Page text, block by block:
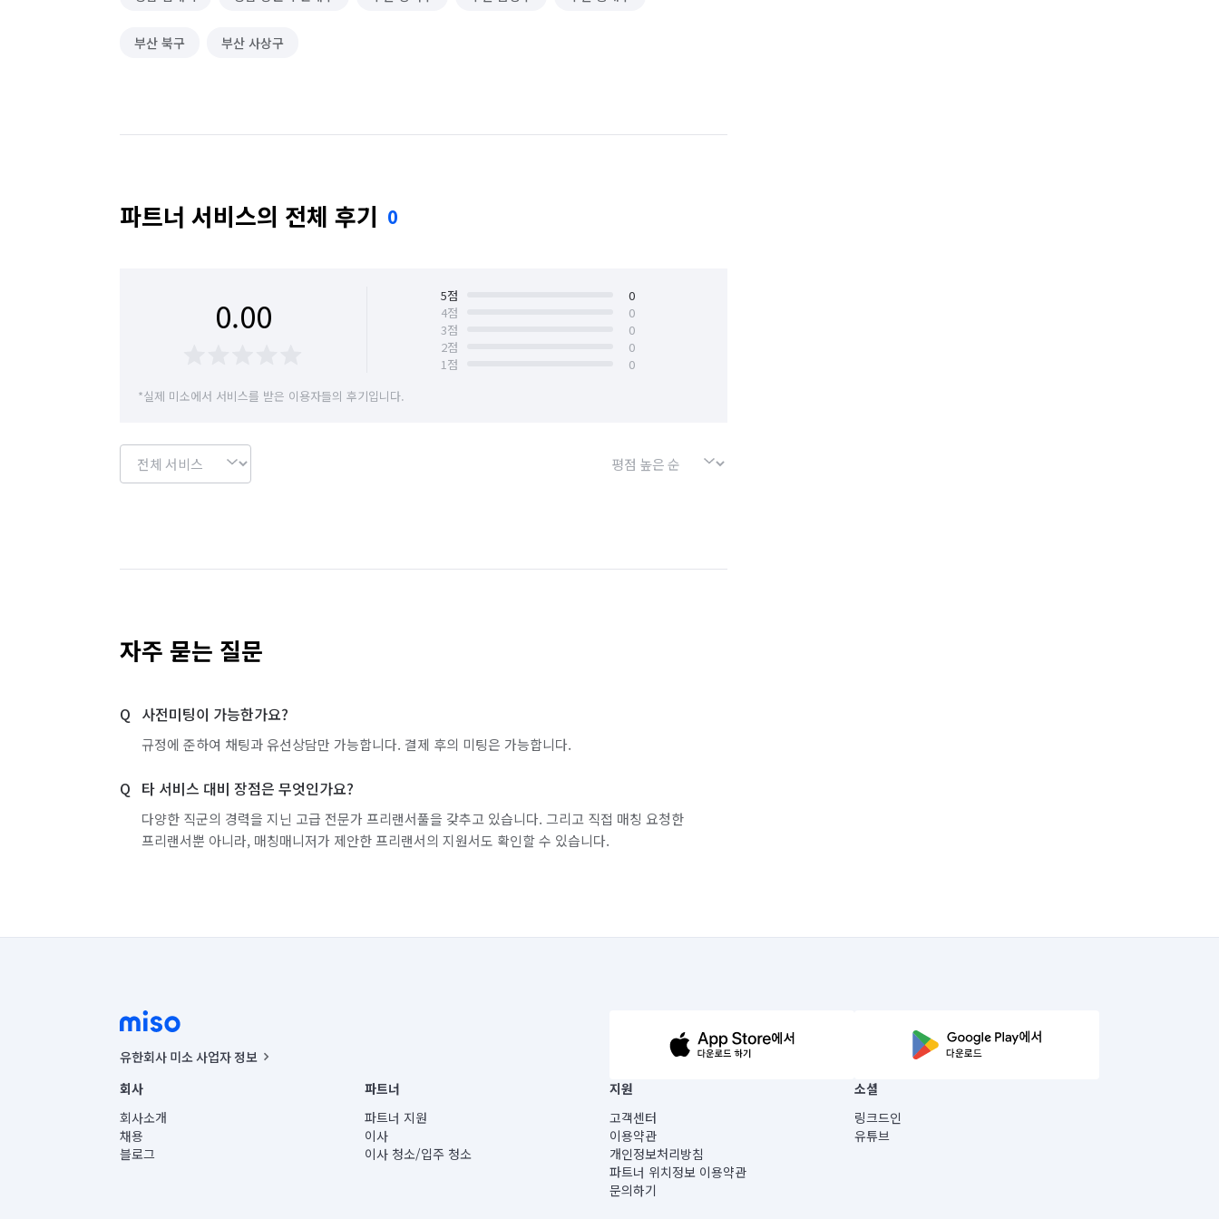
부산 북구 부산 사상구
파트너 서비스의 전체 후기 0
0.00 5점
0
4점
0
3점
0
2점
0
1점
0
*실제 미소에서 서비스를 받은 이용자들의 후기입니다.
자주 묻는 질문
사전미팅이 가능한가요?
규정에 준하여 채팅과 유선상담만 가능합니다. 결제 후의 미팅은 가능합니다.
타 서비스 대비 장점은 무엇인가요?
다양한 직군의 경력을 지닌 고급 전문가 프리랜서풀을 갖추고 있습니다. 그리고 직접 매칭 요청한
프리랜서뿐 아니라, 매칭매니저가 제안한 프리랜서의 지원서도 확인할 수 있습니다.
유한회사 미소 사업자 정보
사업자등록번호 : 291-87-00271 | 인허가번호 : 2016-3220163-14-5-00019 |
통신판매신고번호 : 2024-서울종로-1400(공정거래위원회 정보) |
대표이사 : CHING VICTOR COLUMBIA RHEE
주소 | 본사: 서울특별시 종로구 율곡로 6(중학동, 트윈트리빌딩) B동 5층
컨택센터 : 서울특별시 종로구 수송동 율곡로 24, 7층, 8층 미소
회사
회사소개
채용
블로그
파트너
파트너 지원
이사
이사 청소/입주 청소
지원
고객센터
이용약관
개인정보처리방침
파트너 위치정보 이용약관
문의하기
소셜
링크드인
유튜브